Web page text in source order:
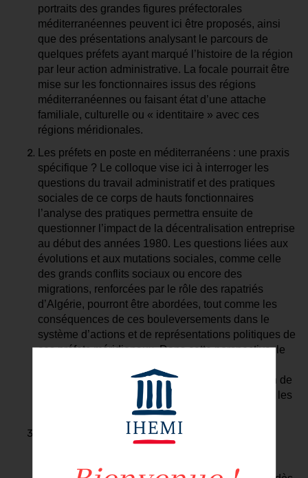
portraits des grandes figures préfectorales
méditerranéennes peuvent ici être proposés, ainsi
que des présentations analysant le parcours de
quelques préfets ayant marqué l’histoire de la région
par leur action administrative. La focale pourrait être
mise sur les fonctionnaires issus des régions
méditerranéennes ou faisant état d’une attache
familiale, culturelle ou « identitaire » avec ces
régions méridionales.
Les préfets en poste en méditerranéens : une praxis
spécifique ? Le colloque vise ici à interroger les
questions du travail administratif et des pratiques
sociales de ce corps de hauts fonctionnaires
l’analyse des pratiques permettra ensuite de
questionner l’impact de la décentralisation entreprise
au début des années 1980. Les questions liées aux
évolutions et aux mutations sociales, comme celle
des grands conflits sociaux ou encore des
migrations, renforcées par le rôle des rapatriés
d’Algérie, pourront être abordées, tout comme les
conséquences de ces bouleversements dans le
système d’actions et de représentations politiques de
ces préfets méridionaux. Dans cette perspective, le
féminisation du corps préfectoral après 1945, afin de
déterminer dans quelle mesure celle-ci concerne les
préfets méditerranéens.
Évolutions et diffusion du modèle préfectoral en
Méditerranée. Le préfet est loin d’être une figure